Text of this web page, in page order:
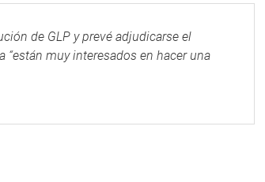
de GLP y prevé adjudicarse el
muy interesados en hacer una